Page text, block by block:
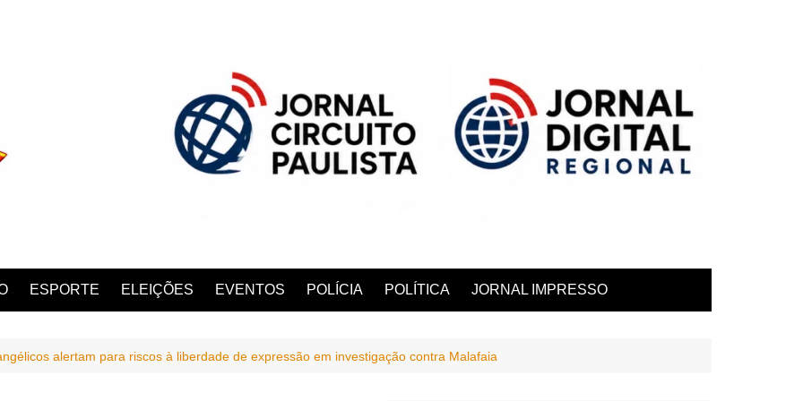
ESPORTE ELEIÇÕES EVENTOS POLÍCIA POLÍTICA JORNAL IMPRESSO
alertam para riscos à liberdade de expressão em investigação contra Malafaia